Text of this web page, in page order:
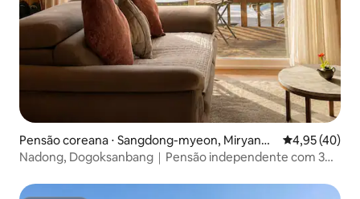
Pensão coreana ⋅ Sangdong-myeon, Miryang-
si
4,95 de uma
4,95 (40)
Nadong, Dogoksanbang｜Pensão independente com 3